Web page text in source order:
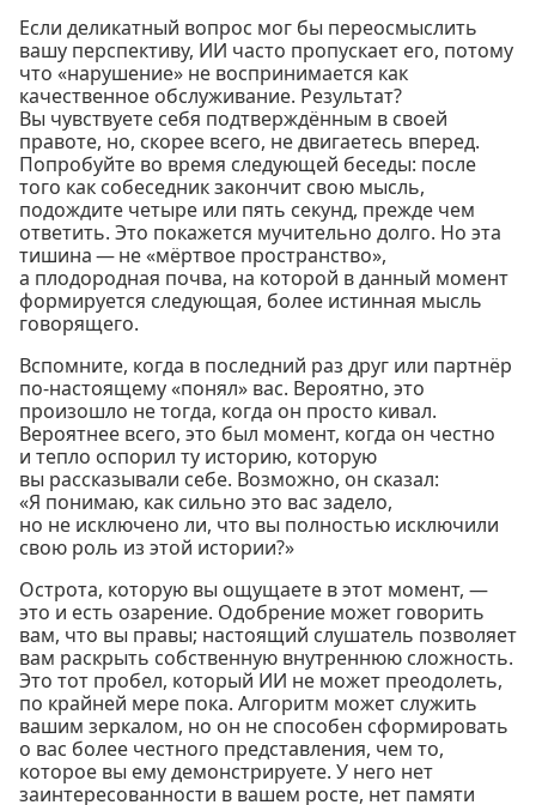
Если деликатный вопрос мог бы переосмыслить
вашу перспективу, ИИ часто пропускает его, потому
что «нарушение» не воспринимается как
качественное обслуживание. Результат?
Вы чувствуете себя подтверждённым в своей
правоте, но, скорее всего, не двигаетесь вперед.
Попробуйте во время следующей беседы: после
того как собеседник закончит свою мысль,
подождите четыре или пять секунд, прежде чем
ответить. Это покажется мучительно долго. Но эта
тишина — не «мёртвое пространство»,
а плодородная почва, на которой в данный момент
формируется следующая, более истинная мысль
говорящего.
Вспомните, когда в последний раз друг или партнёр
по-настоящему «понял» вас. Вероятно, это
произошло не тогда, когда он просто кивал.
Вероятнее всего, это был момент, когда он честно
и тепло оспорил ту историю, которую
вы рассказывали себе. Возможно, он сказал:
«Я понимаю, как сильно это вас задело,
но не исключено ли, что вы полностью исключили
свою роль из этой истории?»
Острота, которую вы ощущаете в этот момент, —
это и есть озарение. Одобрение может говорить
вам, что вы правы; настоящий слушатель позволяет
вам раскрыть собственную внутреннюю сложность.
Это тот пробел, который ИИ не может преодолеть,
по крайней мере пока. Алгоритм может служить
вашим зеркалом, но он не способен сформировать
о вас более честного представления, чем то,
которое вы ему демонстрируете. У него нет
заинтересованности в вашем росте, нет памяти